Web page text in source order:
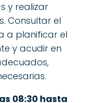
y realizar
Consultar el
a planificar el
y acudir en
08:30 hasta